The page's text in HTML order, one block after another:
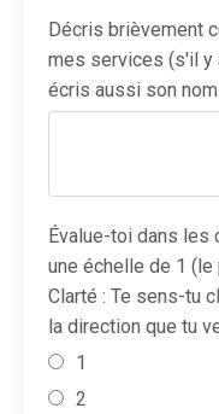
Décris brièvement
mes services (s'il y
écris aussi son
Évalue-toi dans les
une échelle de 1
Clarté : Te sens-tu
la direction que tu
1
2